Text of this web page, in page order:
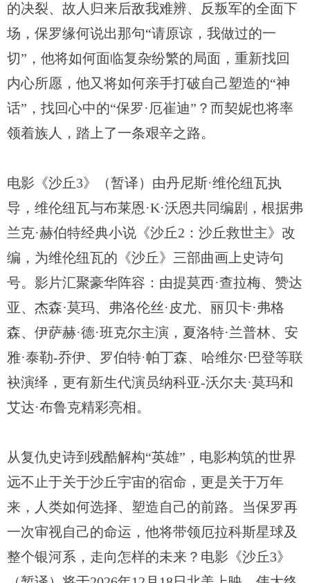
的决裂、故人归来后敌我难辨、反叛军的全面下
场，保罗缘何说出那句“请原谅，我做过的一
切”，他将如何面临复杂纷繁的局面，重新找回
内心所愿，他又将如何亲手打破自己塑造的“神
话”，找回心中的“保罗·厄崔迪”？而契妮也将率
领着族人，踏上了一条艰辛之路。
电影《沙丘3》（暂译）由丹尼斯·维伦纽瓦执
导，维伦纽瓦与布莱恩·K·沃恩共同编剧，根据弗
兰克·赫伯特经典小说《沙丘2：沙丘救世主》改
编，为维伦纽瓦的《沙丘》三部曲画上史诗句
号。影片汇聚豪华阵容：由提莫西·查拉梅、赞达
亚、杰森·莫玛、弗洛伦丝·皮尤、丽贝卡·弗格
森、伊萨赫·德·班克尔主演，夏洛特·兰普林、安
雅·泰勒-乔伊、罗伯特·帕丁森、哈维尔·巴登等联
袂演绎，更有新生代演员纳科亚-沃尔夫·莫玛和
艾达·布鲁克精彩亮相。
从复仇史诗到残酷解构“英雄”，电影构筑的世界
远不止于关于沙丘宇宙的宿命，更是关于万年
来，人类如何选择、塑造自己的前路。当保罗再
一次审视自己的命运，他将带领厄拉科斯星球及
整个银河系，走向怎样的未来？电影《沙丘3》